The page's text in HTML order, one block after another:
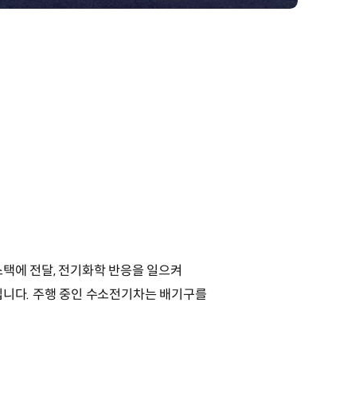
에 전달, 전기화학 반응을 일으켜
다. 주행 중인 수소전기차는 배기구를